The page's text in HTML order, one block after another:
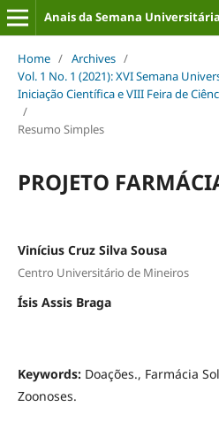
Home / Archives /
Vol. 1 No. 1 (2021): XVI Semana
Iniciação Científica e VIII Feira de
/
Resumo Simples
PROJETO
Vinícius Cruz Silva Sousa
Centro Universitário de Mineiros
Ísis Assis Braga
Keywords: Doações., Farmácia
Zoonoses.